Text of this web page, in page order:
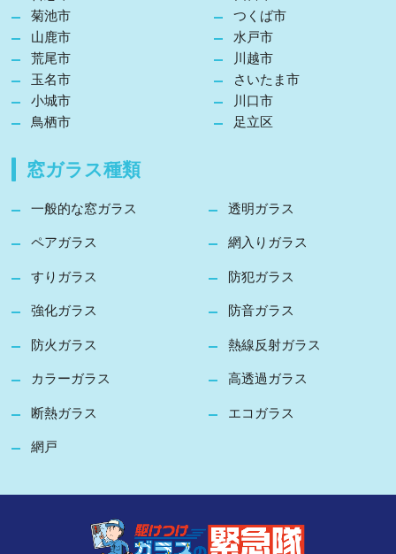
菊池市
山鹿市
荒尾市
玉名市
小城市
鳥栖市
つくば市
水戸市
川越市
さいたま市
川口市
足立区
窓ガラス種類
一般的な窓ガラス 透明ガラス
ペアガラス 網入りガラス
すりガラス 防犯ガラス
強化ガラス 防音ガラス
防火ガラス 熱線反射ガラス
カラーガラス 高透過ガラス
断熱ガラス エコガラス
網戸